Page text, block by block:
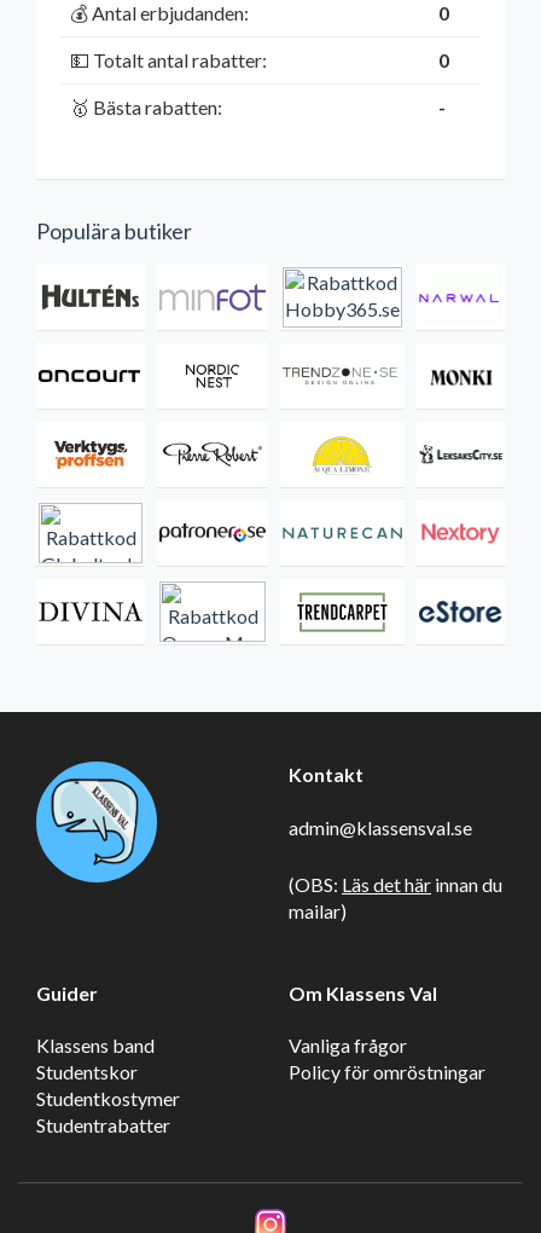
💰 Antal erbjudanden: 0
💵 Totalt antal rabatter: 0
🥇 Bästa rabatten: -
Populära butiker
Kontakt
admin@klassensval.se
(OBS: Läs det här innan du
mailar)
Guider
Klassens band
Studentskor
Studentkostymer
Studentrabatter
Om Klassens Val
Vanliga frågor
Policy för omröstningar